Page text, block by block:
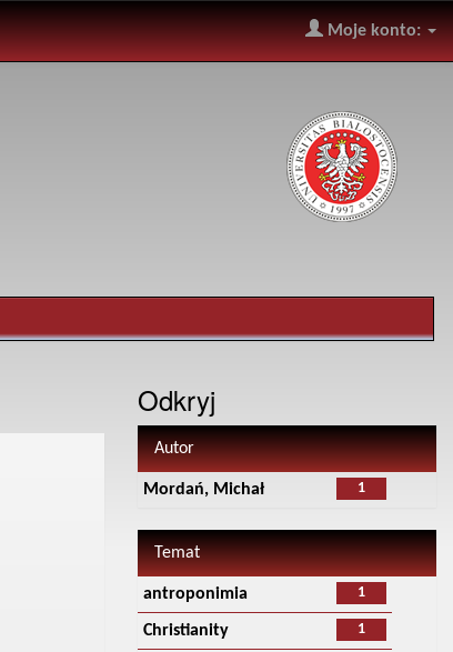
Moje konto:
Odkryj
Autor
1
Mordań, Michał
Temat
1
antroponimia
1
Christianity